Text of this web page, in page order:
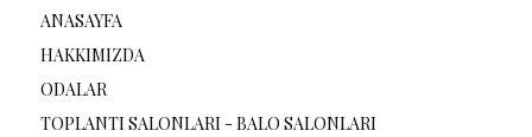
ANASAYFA
HAKKIMIZDA
ODALAR
TOPLANTI SALONLARI - BALO SALONLARI